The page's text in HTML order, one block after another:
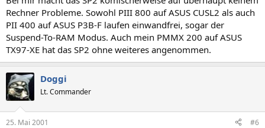
Rechner Probleme. Sowohl PIII 800 auf ASUS CUSL2 als auch
PII 400 auf ASUS P3B-F laufen einwandfrei, sogar der
Suspend-To-RAM Modus. Auch mein PMMX 200 auf ASUS
TX97-XE hat das SP2 ohne weiteres angenommen.
Doggi
Lt. Commander
25. Mai 2001 #6